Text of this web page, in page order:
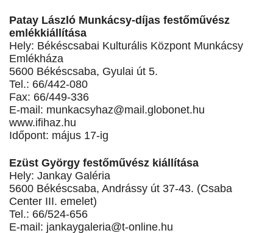
Patay László Munkácsy-díjas festőművész
emlékkiállítása
Hely: Békéscsabai Kulturális Központ Munkácsy
Emlékháza
5600 Békéscsaba, Gyulai út 5.
Tel.: 66/442-080
Fax: 66/449-336
E-mail: munkacsyhaz@mail.globonet.hu
www.ifihaz.hu
Időpont: május 17-ig
Ezüst György festőművész kiállítása
Hely: Jankay Galéria
5600 Békéscsaba, Andrássy út 37-43. (Csaba
Center III. emelet)
Tel.: 66/524-656
E-mail: jankaygaleria@t-online.hu